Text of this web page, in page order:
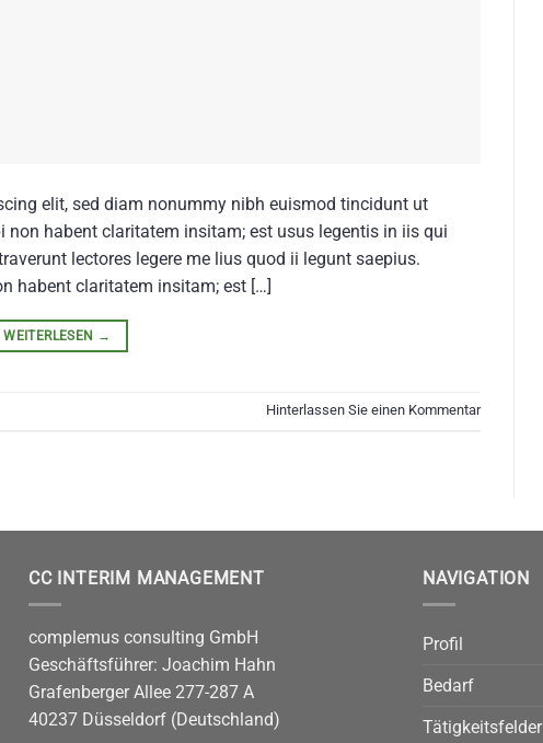
elit, sed diam nonummy nibh euismod tincidunt ut
habent claritatem insitam; est usus legentis in iis qui
lectores legere me lius quod ii legunt saepius.
habent claritatem insitam; est […]
WEITERLESEN →
Hinterlassen Sie einen Kommentar
CC INTERIM MANAGEMENT
complemus consulting GmbH
Geschäftsführer: Joachim Hahn
Grafenberger Allee 277-287 A
40237 Düsseldorf (Deutschland)
NAVIGATION
Profil
Bedarf
Tätigkeitsfelder